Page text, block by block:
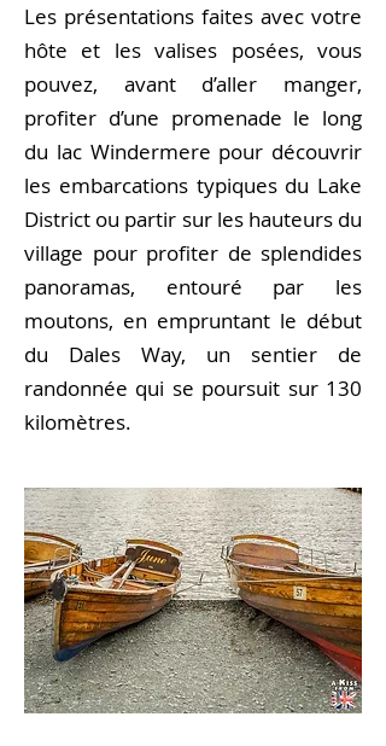
Les présentations faites avec votre
hôte et les valises posées, vous
pouvez, avant d’aller manger,
profiter d’une promenade le long
du lac Windermere pour découvrir
les embarcations typiques du Lake
District ou partir sur les hauteurs du
village pour profiter de splendides
panoramas, entouré par les
moutons, en empruntant le début
du Dales Way, un sentier de
randonnée qui se poursuit sur 130
kilomètres.